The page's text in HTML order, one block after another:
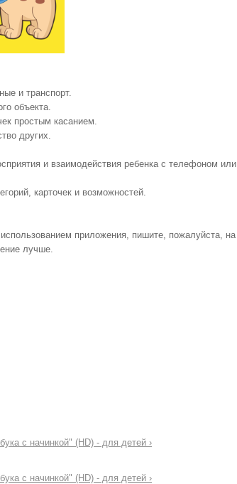
и транспорт.
объекта.
простым касанием.
других.
и взаимодействия ребенка с телефоном или
карточек и возможностей.
приложения, пишите, пожалуйста, на
лучше.
с начинкой" (HD) - для детей ›
с начинкой" (HD) - для детей ›